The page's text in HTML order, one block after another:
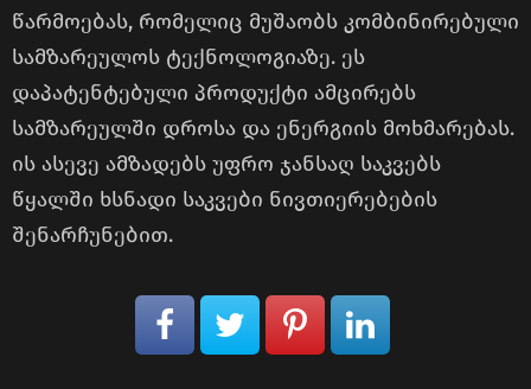
წარმოებას, რომელიც მუშაობს კომბინირებული
სამზარეულოს ტექნოლოგიაზე. ეს
დაპატენტებული პროდუქტი ამცირებს
სამზარეულში დროსა და ენერგიის მოხმარებას.
ის ასევე ამზადებს უფრო ჯანსაღ საკვებს
წყალში ხსნადი საკვები ნივთიერებების
შენარჩუნებით.